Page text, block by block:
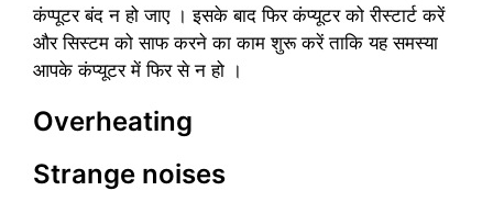
कंप्पूटर बंद न हो जाए । इसके बाद फिर कंप्यूटर को रीस्टार्ट करें
और सिस्टम को साफ करने का काम शुरू करें ताकि यह समस्या
आपके कंप्यूटर में फिर से न हो ।
Overheating
Strange noises